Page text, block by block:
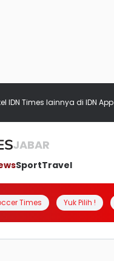
IDN Times lainnya di IDN App
JABAR
SportTravel
Times Yuk Pilih !